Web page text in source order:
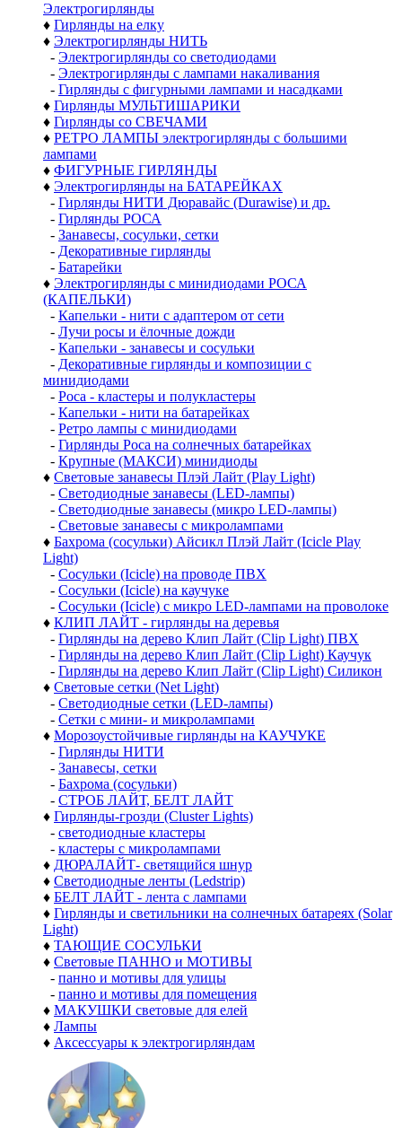
Электро­гирлянды
♦ Гирлянды на елку
♦ Электрогирлянды НИТЬ
- Электрогирлянды со светодиодами
- Электрогирлянды с лампами накаливания
- Гирлянды с фигурными лампами и насадками
♦ Гирлянды МУЛЬТИШАРИКИ
♦ Гирлянды со СВЕЧАМИ
♦ РЕТРО ЛАМПЫ электрогирлянды с большими
лампами
♦ ФИГУРНЫЕ ГИРЛЯНДЫ
♦ Электрогирлянды на БАТАРЕЙКАХ
- Гирлянды НИТИ Дюравайс (Durawise) и др.
- Гирлянды РОСА
- Занавесы, сосульки, сетки
- Декоративные гирлянды
- Батарейки
♦ Электрогирлянды с минидиодами РОСА
(КАПЕЛЬКИ)
- Капельки - нити с адаптером от сети
- Лучи росы и ёлочные дожди
- Капельки - занавесы и сосульки
- Декоративные гирлянды и композиции с
минидиодами
- Роса - кластеры и полукластеры
- Капельки - нити на батарейках
- Ретро лампы с минидиодами
- Гирлянды Роса на солнечных батарейках
- Крупные (МАКСИ) минидиоды
♦ Световые занавесы Плэй Лайт (Play Light)
- Светодиодные занавесы (LED-лампы)
- Светодиодные занавесы (микро LED-лампы)
- Световые занавесы с микролампами
♦ Бахрома (сосульки) Айсикл Плэй Лайт (Icicle Play
Light)
- Сосульки (Icicle) на проводе ПВХ
- Сосульки (Icicle) на каучуке
- Сосульки (Icicle) с микро LED-лампами на проволоке
♦ КЛИП ЛАЙТ - гирлянды на деревья
- Гирлянды на дерево Клип Лайт (Clip Light) ПВХ
- Гирлянды на дерево Клип Лайт (Clip Light) Каучук
- Гирлянды на дерево Клип Лайт (Clip Light) Силикон
♦ Световые сетки (Net Light)
- Светодиодные сетки (LED-лампы)
- Сетки с мини- и микролампами
♦ Морозоустойчивые гирлянды на КАУЧУКЕ
- Гирлянды НИТИ
- Занавесы, сетки
- Бахрома (сосульки)
- СТРОБ ЛАЙТ, БЕЛТ ЛАЙТ
♦ Гирлянды-грозди (Cluster Lights)
- светодиодные кластеры
- кластеры с микролампами
♦ ДЮРАЛАЙТ- светящийся шнур
♦ Светодиодные ленты (Ledstrip)
♦ БЕЛТ ЛАЙТ - лента с лампами
♦ Гирлянды и светильники на солнечных батареях (Solar
Light)
♦ ТАЮЩИЕ СОСУЛЬКИ
♦ Световые ПАННО и МОТИВЫ
- панно и мотивы для улицы
- панно и мотивы для помещения
♦ МАКУШКИ световые для елей
♦ Лампы
♦ Аксессуары к электрогирляндам